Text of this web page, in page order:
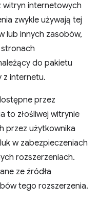
witryn internetowych
zwykle używają tej
lub innych zasobów,
do pakietu
z internetu.
przez
to złośliwej witrynie
przez użytkownika
w zabezpieczeniach
rozszerzeniach.
ze źródła
tego rozszerzenia.